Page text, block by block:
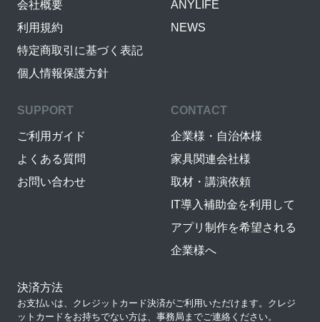
会社概要
利用規約
特定商取引に基づく表記
個人情報保護方針
ANYLIFE
NEWS
SUPPORT
ご利用ガイド
よくある質問
お問い合わせ
CONTACT
企業様・自治体様
家具関連会社様
取材・講演依頼
IT導入補助金を利用して
アプリ制作を希望される
企業様へ
決済方法
お支払いは、クレジットカード決済がご利用いただけます。クレジ
ットカードをお持ちでない方は、事務局までご連絡ください。